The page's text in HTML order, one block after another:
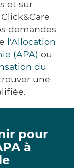
et sur
demandes
l'Allocation
(APA) ou
du
une
pour
à